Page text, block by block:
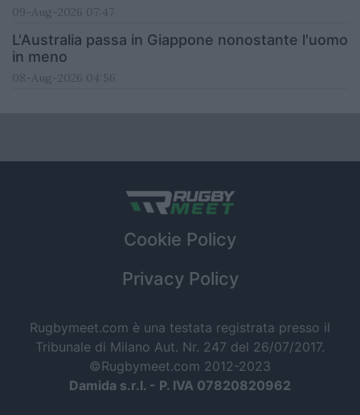
09-Aug-2026 07:47
L'Australia passa in Giappone nonostante l'uomo
in meno
08-Aug-2026 04:56
Cookie Policy
Privacy Policy
Rugbymeet.com è una testata registrata presso il
Tribunale di Milano Aut. Nr. 247 del 26/07/2017.
©Rugbymeet.com 2012-2023
Damida s.r.l. - P. IVA 07820820962